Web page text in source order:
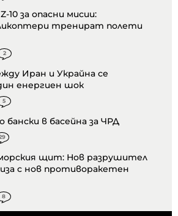
за опасни мисии:
тренират полети
2
Иран и Украйна се
енергиен шок
5
бански в басейна за ЧРД
щит: Нов разрушител
с нов противоракетен
8